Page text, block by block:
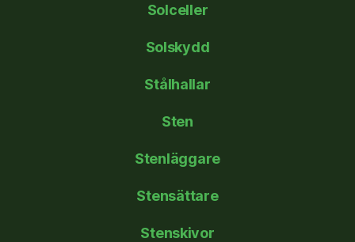
Solceller
Solskydd
Stålhallar
Sten
Stenläggare
Stensättare
Stenskivor